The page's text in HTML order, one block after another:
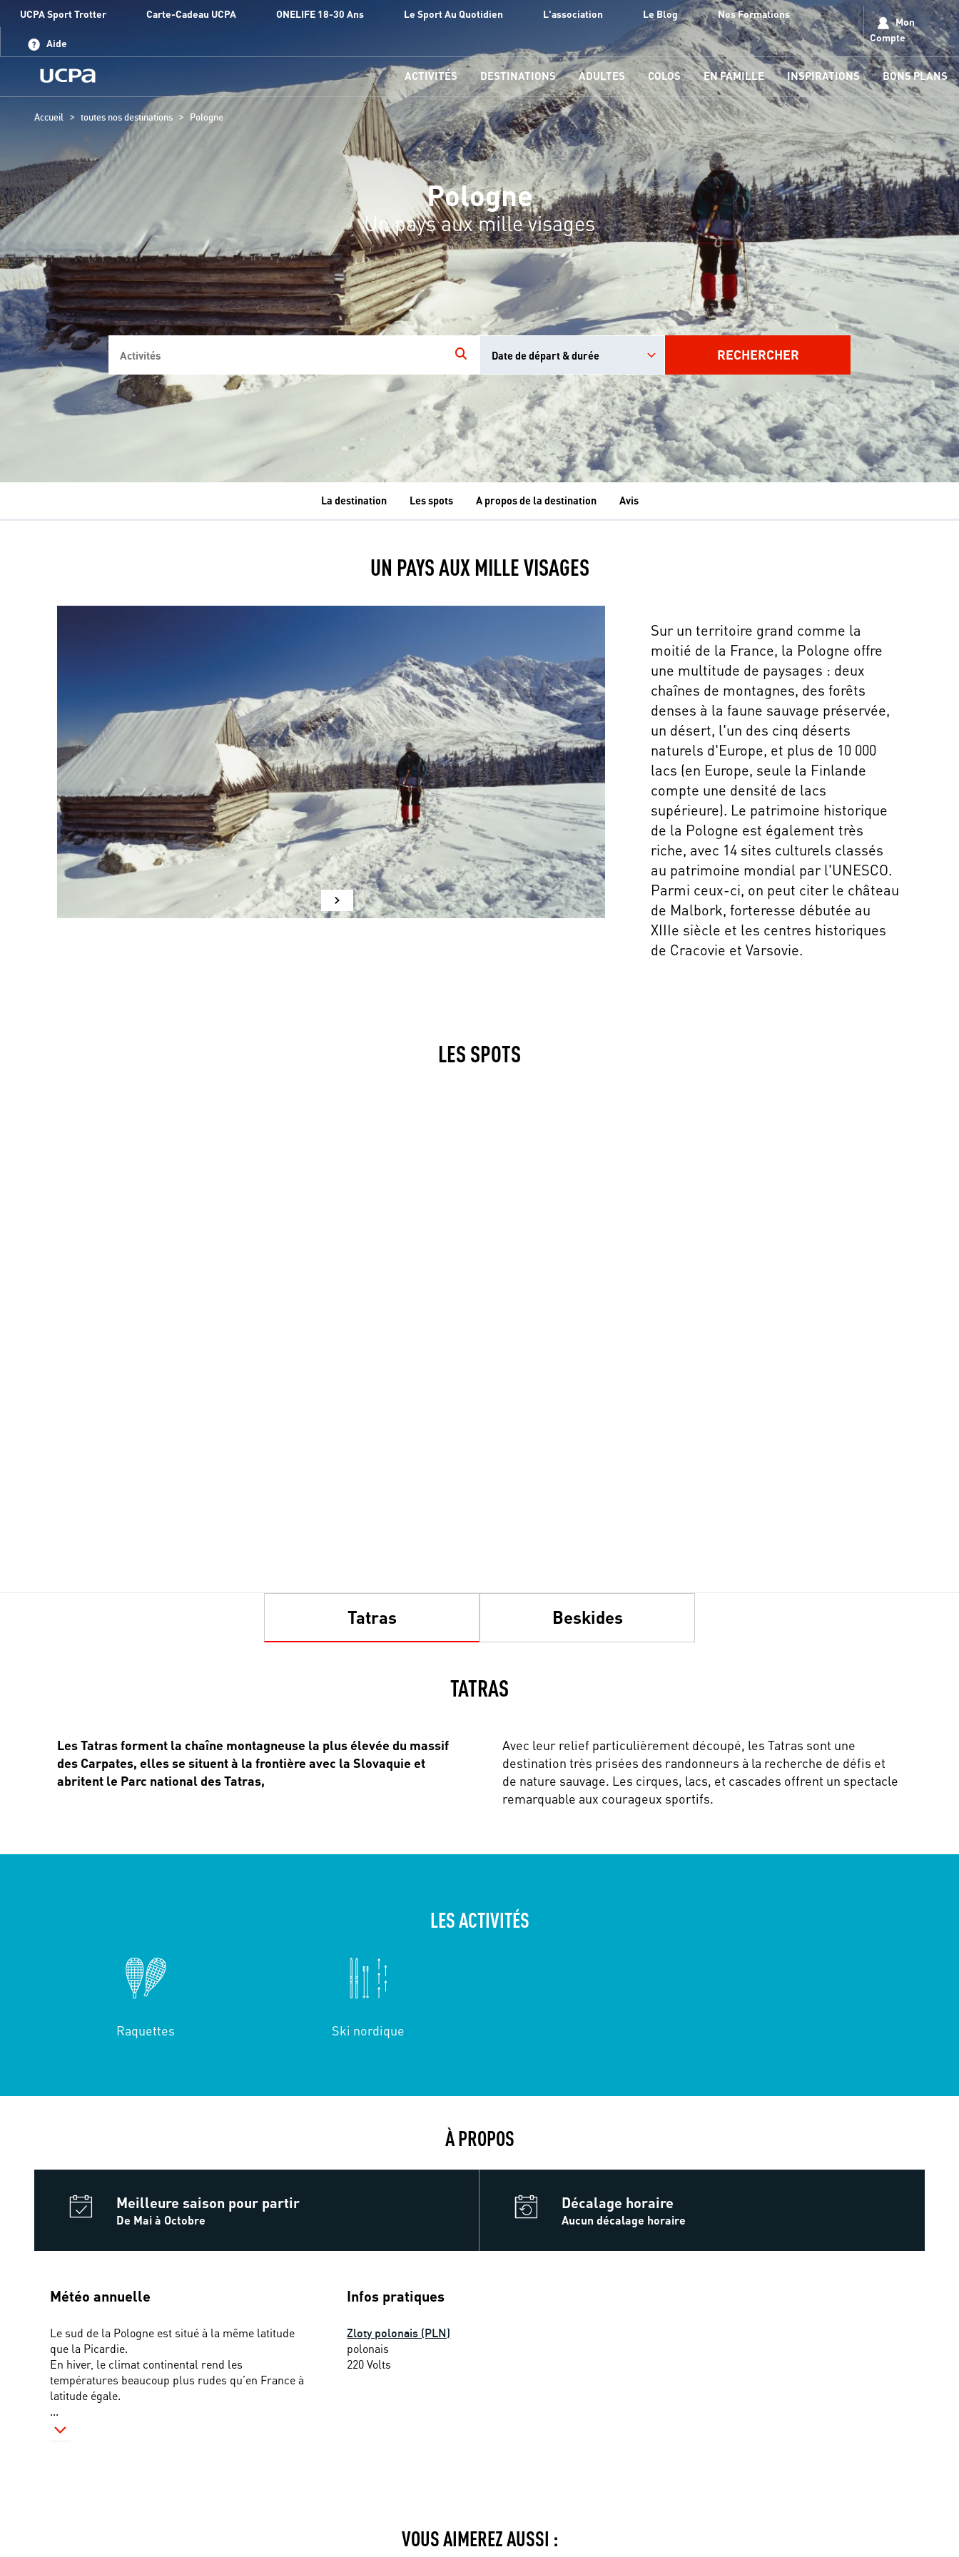
UCPA Sport Trotter Carte-Cadeau UCPA ONELIFE 18-30 Ans Le Sport Au Quotidien L'association Le Blog Nos Formations
Aide
Mon
Compte
ACTIVITÉS DESTINATIONS ADULTES COLOS EN FAMILLE INSPIRATIONS BONS PLANS
Accueil > toutes nos destinations > Pologne
Pologne
Un pays aux mille visages
Date de départ & durée RECHERCHER
La destination Les spots A propos de la destination Avis
UN PAYS AUX MILLE VISAGES
Sur un territoire grand comme la
moitié de la France, la Pologne offre
une multitude de paysages : deux
chaînes de montagnes, des forêts
denses à la faune sauvage préservée,
un désert, l'un des cinq déserts
naturels d'Europe, et plus de 10 000
lacs (en Europe, seule la Finlande
compte une densité de lacs
supérieure). Le patrimoine historique
de la Pologne est également très
riche, avec 14 sites culturels classés
au patrimoine mondial par l'UNESCO.
Parmi ceux-ci, on peut citer le château
de Malbork, forteresse débutée au
XIIIe siècle et les centres historiques
de Cracovie et Varsovie.
LES SPOTS
Tatras Beskides
TATRAS
Les Tatras forment la chaîne montagneuse la plus élevée du massif
des Carpates, elles se situent à la frontière avec la Slovaquie et
abritent le Parc national des Tatras,
Avec leur relief particulièrement découpé, les Tatras sont une
destination très prisées des randonneurs à la recherche de défis et
de nature sauvage. Les cirques, lacs, et cascades offrent un spectacle
remarquable aux courageux sportifs.
LES ACTIVITÉS
Raquettes Ski nordique
À PROPOS
Meilleure saison pour partir
De Mai à Octobre
Décalage horaire
Aucun décalage horaire
Météo annuelle
Le sud de la Pologne est situé à la même latitude
que la Picardie.
En hiver, le climat continental rend les
températures beaucoup plus rudes qu’en France à
latitude égale.
...
Infos pratiques
Zloty polonais (PLN)
polonais
220 Volts
VOUS AIMEREZ AUSSI :